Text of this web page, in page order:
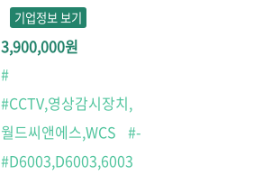
기업정보 보기
3,900,000원
#
#CCTV,영상감시장치,
월드씨앤에스,WCS #-
#D6003,D6003,6003